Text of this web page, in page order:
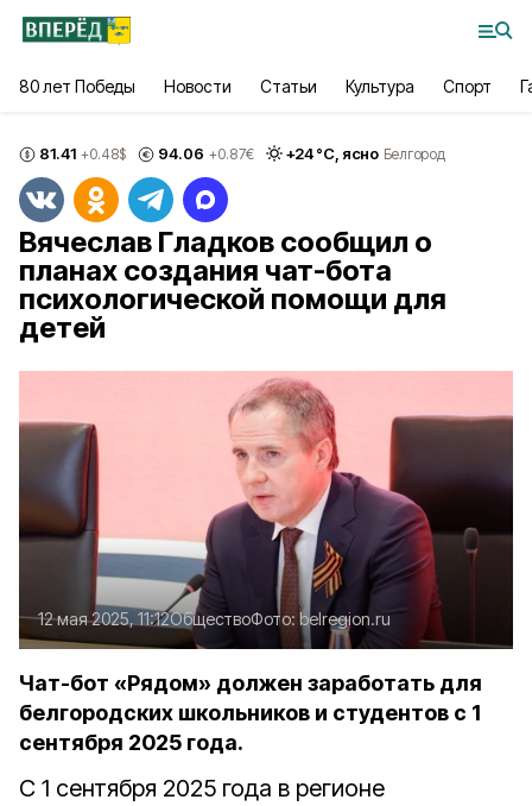
80 лет Победы Новости Статьи Культура Спорт
81.41 +0.48$ 94.06 +0.87€ +24°С, ясно Белгород
Вячеслав Гладков сообщил о
планах создания чат-бота
психологической помощи для
детей
12 мая 2025, 11:12ОбществоФото: belregion.ru
Чат-бот «Рядом» должен заработать для
белгородских школьников и студентов с 1
сентября 2025 года.
С 1 сентября 2025 года в регионе